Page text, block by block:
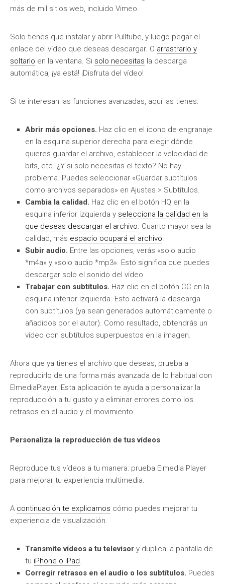
más de mil sitios web, incluido Vimeo.
Solo tienes que instalar y abrir Pulltube, y luego pegar el
enlace del vídeo que deseas descargar. O arrastrarlo y
soltarlo en la ventana. Si solo necesitas la descarga
automática, ¡ya está! ¡Disfruta del vídeo!
Si te interesan las funciones avanzadas, aquí las tienes:
Abrir más opciones. Haz clic en el icono de engranaje
en la esquina superior derecha para elegir dónde
quieres guardar el archivo, establecer la velocidad de
bits, etc. ¿Y si solo necesitas el texto? No hay
problema. Puedes seleccionar «Guardar subtítulos
como archivos separados» en Ajustes > Subtítulos.
Cambia la calidad. Haz clic en el botón HQ en la
esquina inferior izquierda y selecciona la calidad en la
que deseas descargar el archivo. Cuanto mayor sea la
calidad, más espacio ocupará el archivo.
Subir audio. Entre las opciones, verás «solo audio
*m4a» y «solo audio *mp3». Esto significa que puedes
descargar solo el sonido del vídeo.
Trabajar con subtítulos. Haz clic en el botón CC en la
esquina inferior izquierda. Esto activará la descarga
con subtítulos (ya sean generados automáticamente o
añadidos por el autor). Como resultado, obtendrás un
vídeo con subtítulos superpuestos en la imagen.
Ahora que ya tienes el archivo que deseas, prueba a
reproducirlo de una forma más avanzada de lo habitual con
ElmediaPlayer. Esta aplicación te ayuda a personalizar la
reproducción a tu gusto y a eliminar errores como los
retrasos en el audio y el movimiento.
Personaliza la reproducción de tus vídeos
Reproduce tus vídeos a tu manera: prueba Elmedia Player
para mejorar tu experiencia multimedia.
A continuación te explicamos cómo puedes mejorar tu
experiencia de visualización.
Transmite vídeos a tu televisor y duplica la pantalla de
tu iPhone o iPad.
Corregir retrasos en el audio o los subtítulos. Puedes